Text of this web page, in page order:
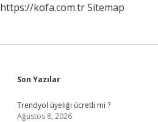
https://kofa.com.trSitemap
Sidebar
Son Yazılar
Trendyol üyeliği ücretli mi ?
Ağustos 8, 2026